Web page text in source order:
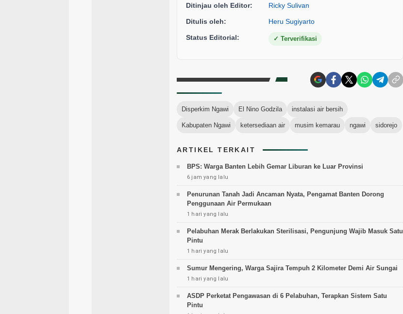
Ditinjau oleh Editor: Ricky Sulivan
Ditulis oleh: Heru Sugiyarto
Status Editorial: ✓ Terverifikasi
Disperkim Ngawi El Nino Godzila instalasi air bersih
Kabupaten Ngawi ketersediaan air musim kemarau ngawi sidorejo
ARTIKEL TERKAIT
BPS: Warga Banten Lebih Gemar Liburan ke Luar Provinsi
6 jam yang lalu
Penurunan Tanah Jadi Ancaman Nyata, Pengamat Banten Dorong
Penggunaan Air Permukaan
1 hari yang lalu
Pelabuhan Merak Berlakukan Sterilisasi, Pengunjung Wajib Masuk Satu
Pintu
1 hari yang lalu
Sumur Mengering, Warga Sajira Tempuh 2 Kilometer Demi Air Sungai
1 hari yang lalu
ASDP Perketat Pengawasan di 6 Pelabuhan, Terapkan Sistem Satu
Pintu